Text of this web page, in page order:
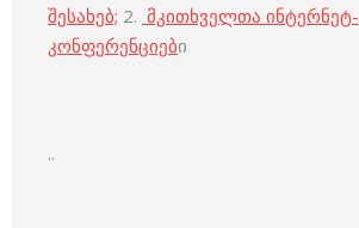
შესახებ; 2. მკითხველთა ინტერნეტ-
კონფერენციები
..